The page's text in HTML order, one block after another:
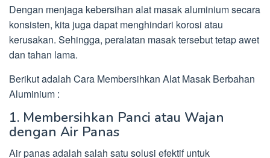
Dengan menjaga kebersihan alat masak aluminium secara
konsisten, kita juga dapat menghindari korosi atau
kerusakan. Sehingga, peralatan masak tersebut tetap awet
dan tahan lama.
Berikut adalah Cara Membersihkan Alat Masak Berbahan
Aluminium :
1. Membersihkan Panci atau Wajan
dengan Air Panas
Air panas adalah salah satu solusi efektif untuk